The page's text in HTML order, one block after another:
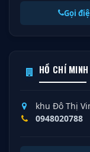
Gọi
HỒ CHÍ MINH
khu Đô Thị
0948020788